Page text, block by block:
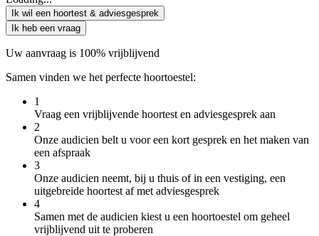
Ik wil een hoortest & adviesgesprek
Ik heb een vraag
Uw aanvraag is 100% vrijblijvend
Samen vinden we het perfecte hoortoestel:
1
Vraag een vrijblijvende hoortest en adviesgesprek aan
2
Onze audicien belt u voor een kort gesprek en het maken van
een afspraak
3
Onze audicien neemt, bij u thuis of in een vestiging, een
uitgebreide hoortest af met adviesgesprek
4
Samen met de audicien kiest u een hoortoestel om geheel
vrijblijvend uit te proberen